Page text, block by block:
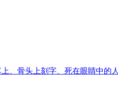
、骨头上刻字、死在眼睛中的人